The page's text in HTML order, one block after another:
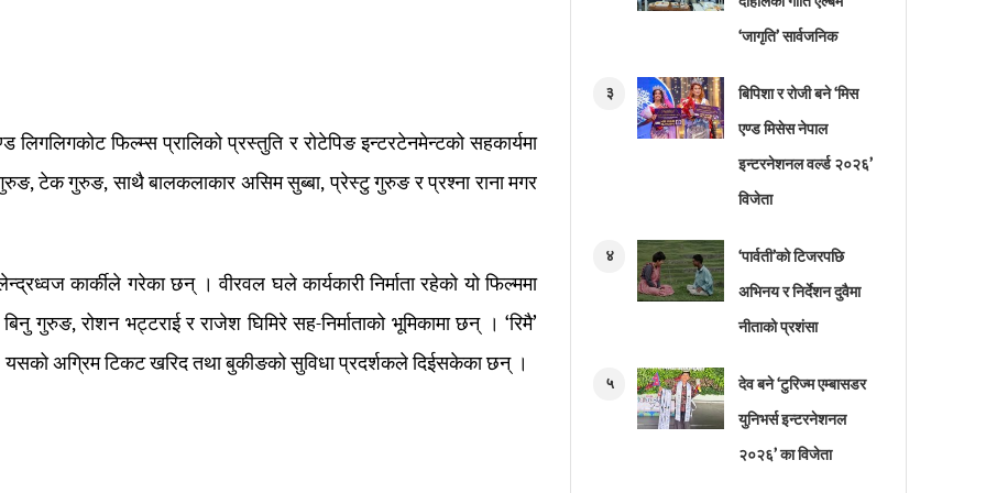
लिगलिगकोट फिल्म्स प्रालिको प्रस्तुति र रोटेपिङ इन्टरटेनमेन्टको सहकार्यमा
गुरुङ, टेक गुरुङ, साथै बालकलाकार असिम सुब्बा, प्रेस्टु गुरुङ र प्रश्ना राना मगर
कार्कीले गरेका छन् । वीरवल घले कार्यकारी निर्माता रहेको यो फिल्ममा
गुरुङ, रोशन भट्टराई र राजेश घिमिरे सह-निर्माताको भूमिकामा छन् । ‘रिमै’
अग्रिम टिकट खरिद तथा बुकीङको सुविधा प्रदर्शकले दिईसकेका छन् ।
‘जागृति’ सार्वजनिक
३
बिपिशा र रोजी बने ‘मिस
एण्ड मिसेस नेपाल
इन्टरनेशनल वर्ल्ड २०२६’
विजेता
४
‘पार्वती’को टिजरपछि
अभिनय र निर्देशन दुवैमा
नीताको प्रशंसा
५
देव बने ‘टुरिज्म एम्बासडर
युनिभर्स इन्टरनेशनल
२०२६’ का विजेता